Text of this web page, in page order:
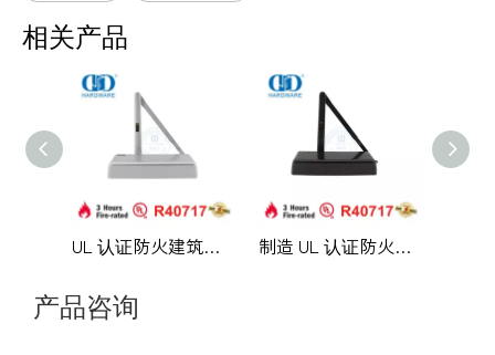
相关产品
UL 认证防火建筑五金铝合金中型液压高开式住宅金属木门闭门器-DDDC060 制造 UL 认证防火漂亮设计铝合金表面安装液压止回商用单双门闭门器-DDDC060DA
产品咨询